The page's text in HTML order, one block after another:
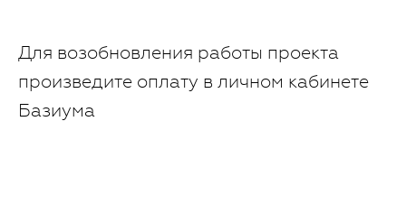
Для возобновления работы проекта
произведите оплату в личном кабинете
Базиума